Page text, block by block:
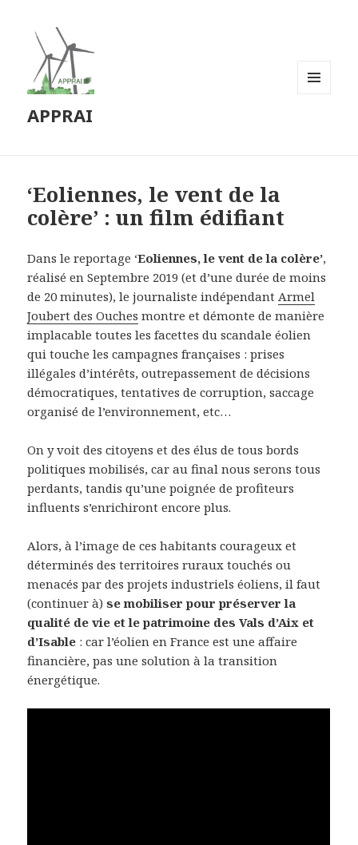
APPRAI
‘Eoliennes, le vent de la
colère’ : un film édifiant
Dans le reportage ‘Eoliennes, le vent de la colère’,
réalisé en Septembre 2019 (et d’une durée de moins
de 20 minutes), le journaliste indépendantArmel
Joubert des Ouches montre et démonte de manière
implacable toutes les facettes du scandale éolien
qui touche les campagnes françaises : prises
illégales d’intérêts, outrepassement de décisions
démocratiques, tentatives de corruption, saccage
organisé de l’environnement, etc…
On y voit des citoyens et des élus de tous bords
politiques mobilisés, car au final nous serons tous
perdants, tandis qu’une poignée de profiteurs
influents s’enrichiront encore plus.
Alors, à l’image de ces habitants courageux et
déterminés des territoires ruraux touchés ou
menacés par des projets industriels éoliens, il faut
(continuer à)se mobiliser pour préserver la
qualité de vie et le patrimoine des Vals d’Aix et
d’Isable : car l’éolien en France est une affaire
financière, pas une solution à la transition
énergétique.